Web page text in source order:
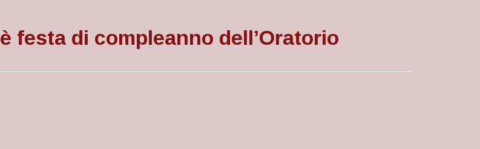
festa di compleanno dell’Oratorio